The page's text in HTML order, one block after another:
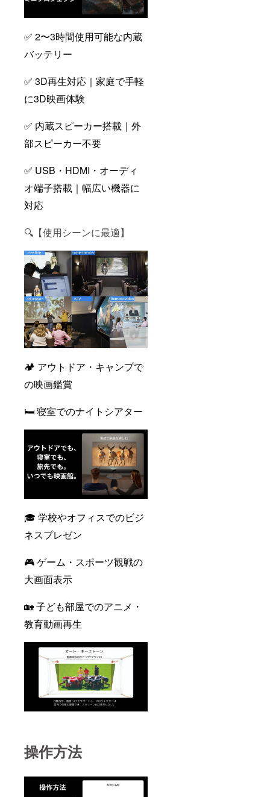
✅ 2〜3時間使用可能な内蔵
バッテリー
✅ 3D再生対応｜家庭で手軽
に3D映画体験
✅ 内蔵スピーカー搭載｜外
部スピーカー不要
✅ USB・HDMI・オーディ
オ端子搭載｜幅広い機器に
対応
🔍【使用シーンに最適】
🏕️ アウトドア・キャンプで
の映画鑑賞
🛏️ 寝室でのナイトシアター
🎓 学校やオフィスでのビジ
ネスプレゼン
🎮 ゲーム・スポーツ観戦の
大画面表示
🏡 子ども部屋でのアニメ・
教育動画再生
操作方法